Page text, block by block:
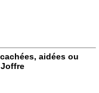
aidées ou